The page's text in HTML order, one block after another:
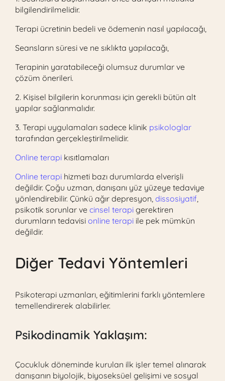
bilgilendirilmelidir.
Terapi ücretinin bedeli ve ödemenin nasıl yapılacağı,
Seansların süresi ve ne sıklıkta yapılacağı,
Terapinin yaratabileceği olumsuz durumlar ve
çözüm önerileri.
2. Kişisel bilgilerin korunması için gerekli bütün alt
yapılar sağlanmalıdır.
3. Terapi uygulamaları sadece klinik psikologlar
tarafından gerçekleştirilmelidir.
Online terapi kısıtlamaları
Online terapi hizmeti bazı durumlarda elverişli
değildir. Çoğu uzman, danışanı yüz yüzeye tedaviye
yönlendirebilir. Çünkü ağır depresyon, dissosiyatif,
psikotik sorunlar ve cinsel terapi gerektiren
durumların tedavisi online terapi ile pek mümkün
değildir.
Diğer Tedavi Yöntemleri
Psikoterapi uzmanları, eğitimlerini farklı yöntemlere
temellendirerek alabilirler.
Psikodinamik Yaklaşım:
Çocukluk döneminde kurulan ilk işler temel alınarak
danışanın biyolojik, biyoseksüel gelişimi ve sosyal